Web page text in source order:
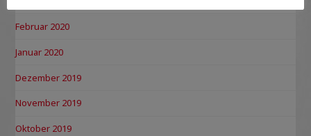
Februar 2020
Januar 2020
Dezember 2019
November 2019
Oktober 2019